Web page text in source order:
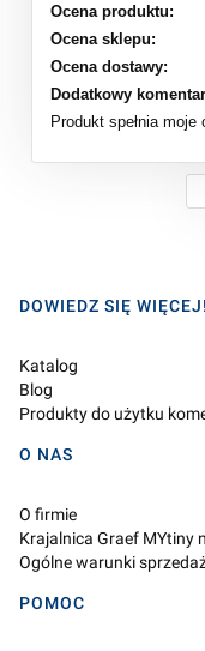
Ocena produktu:
Ocena sklepu:
Ocena dostawy:
Dodatkowy
Produkt spełnia
Linki w stopce
DOWIEDZ SIĘ WIĘCEJ!
Katalog
Blog
Produkty do użytku
O NAS
O firmie
Krajalnica Graef MYtiny
Ogólne warunki
POMOC